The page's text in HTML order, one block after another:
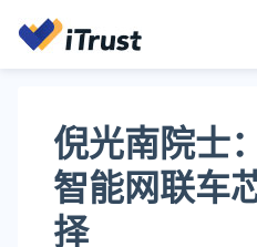
倪光南院士
智能网联车
择